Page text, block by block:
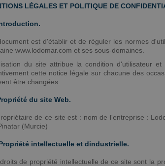
LÉGALES ET POLITIQUE DE
est d'établir et de réguler les normes
www.lodomar.com et ses sous-domaines.
du site attribue la condition d'utilisateur
cette notice légale sur chacune des
être changées.
du site Web.
de ce site est : nom de l'entreprise :
(Murcie)
intellectuelle et dindustrielle.
de propriété intellectuelle de ce site sont la